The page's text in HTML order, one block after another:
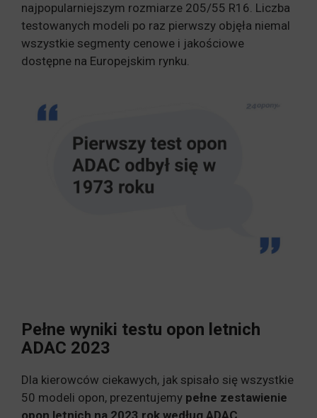
najpopularniejszym rozmiarze 205/55 R16. Liczba
testowanych modeli po raz pierwszy objęła niemal
wszystkie segmenty cenowe i jakościowe
dostępne na Europejskim rynku.
Pełne wyniki testu opon letnich
ADAC 2023
Dla kierowców ciekawych, jak spisało się wszystkie
50 modeli opon, prezentujemy pełne zestawienie
opon letnich na 2023 rok według ADAC